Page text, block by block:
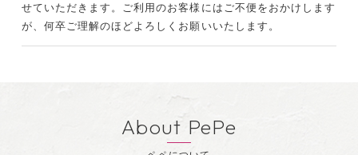
せていただきます。ご利用のお客様にはご不便をおかけします
が、何卒ご理解のほどよろしくお願いいたします。
り確認をお願いいたします。About PePe